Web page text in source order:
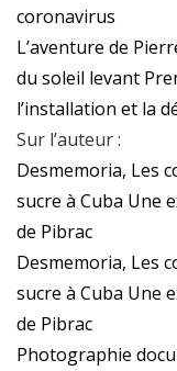
coronavirus
L’aventure de
du soleil levant
l’installation et la
Sur l’auteur :
Desmemoria, Les
sucre à Cuba Une
de Pibrac
Desmemoria, Les
sucre à Cuba Une
de Pibrac
Photographie